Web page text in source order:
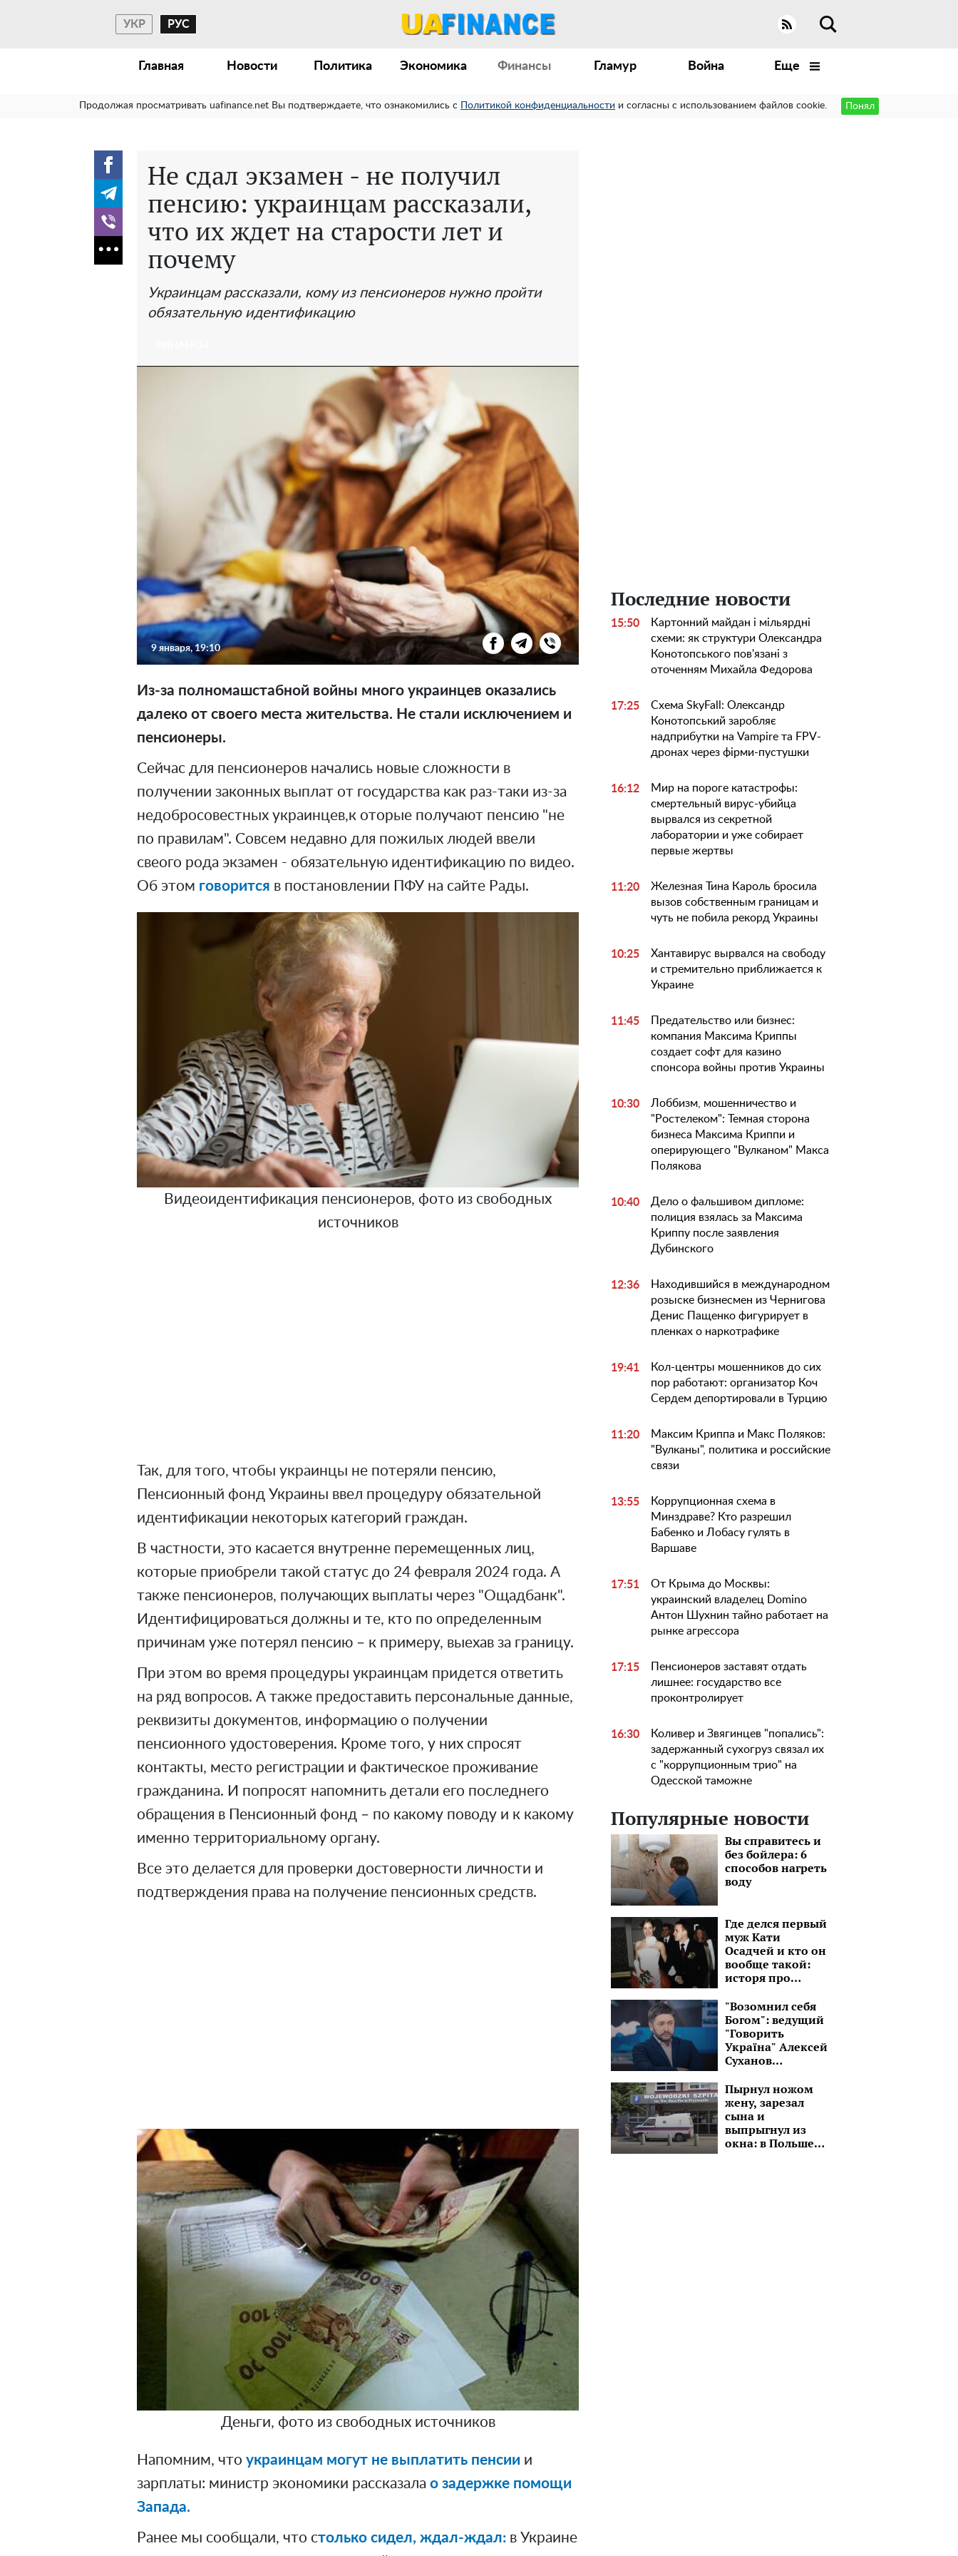
УКР РУС
Главная Новости Политика Экономика Финансы Гламур Война Еще
Продолжая просматривать uafinance.net Вы подтверждаете, что ознакомились с Политикой конфиденциальности и согласны с использованием файлов cookie. Понял
Не сдал экзамен - не получил
пенсию: украинцам рассказали,
что их ждет на старости лет и
почему
Украинцам рассказали, кому из пенсионеров нужно пройти
обязательную идентификацию
9 января, 19:10
Из-за полномашстабной войны много украинцев оказались
далеко от своего места жительства. Не стали исключением и
пенсионеры.
Сейчас для пенсионеров начались новые сложности в
получении законных выплат от государства как раз-таки из-за
недобросовестных украинцев,к оторые получают пенсию "не
по правилам". Совсем недавно для пожилых людей ввели
свеого рода экзамен - обязательную идентификацию по видео.
Об этом говорится в постановлении ПФУ на сайте Рады.
Видеоидентификация пенсионеров, фото из свободных
источников
Так, для того, чтобы украинцы не потеряли пенсию,
Пенсионный фонд Украины ввел процедуру обязательной
идентификации некоторых категорий граждан.
В частности, это касается внутренне перемещенных лиц,
которые приобрели такой статус до 24 февраля 2024 года. А
также пенсионеров, получающих выплаты через "Ощадбанк".
Идентифицироваться должны и те, кто по определенным
причинам уже потерял пенсию – к примеру, выехав за границу.
При этом во время процедуры украинцам придется ответить
на ряд вопросов. А также предоставить персональные данные,
реквизиты документов, информацию о получении
пенсионного удостоверения. Кроме того, у них спросят
контакты, место регистрации и фактическое проживание
гражданина. И попросят напомнить детали его последнего
обращения в Пенсионный фонд – по какому поводу и к какому
именно территориальному органу.
Все это делается для проверки достоверности личности и
подтверждения права на получение пенсионных средств.
Деньги, фото из свободных источников
Напомним, что украинцам могут не выплатить пенсии и
зарплаты: министр экономики рассказала о задержке помощи
Запада.
Ранее мы сообщали, что столько сидел, ждал-ждал: в Украине
Последние новости
15:50
Картонний майдан і мільярдні
схеми: як структури Олександра
Конотопського пов'язані з
оточенням Михайла Федорова
17:25
Схема SkyFall: Олександр
Конотопський заробляє
надприбутки на Vampire та FPV-
дронах через фірми-пустушки
16:12
Мир на пороге катастрофы:
смертельный вирус-убийца
вырвался из секретной
лаборатории и уже собирает
первые жертвы
11:20
Железная Тина Кароль бросила
вызов собственным границам и
чуть не побила рекорд Украины
10:25
Хантавирус вырвался на свободу
и стремительно приближается к
Украине
11:45
Предательство или бизнес:
компания Максима Криппы
создает софт для казино
спонсора войны против Украины
10:30
Лоббизм, мошенничество и
"Ростелеком": Темная сторона
бизнеса Максима Криппи и
оперирующего "Вулканом" Макса
Полякова
10:40
Дело о фальшивом дипломе:
полиция взялась за Максима
Криппу после заявления
Дубинского
12:36
Находившийся в международном
розыске бизнесмен из Чернигова
Денис Пащенко фигурирует в
пленках о наркотрафике
19:41
Кол-центры мошенников до сих
пор работают: организатор Коч
Сердем депортировали в Турцию
11:20
Максим Криппа и Макс Поляков:
"Вулканы", политика и российские
связи
13:55
Коррупционная схема в
Минздраве? Кто разрешил
Бабенко и Лобасу гулять в
Варшаве
17:51
От Крыма до Москвы:
украинский владелец Domino
Антон Шухнин тайно работает на
рынке агрессора
17:15
Пенсионеров заставят отдать
лишнее: государство все
проконтролирует
16:30
Коливер и Звягинцев "попались":
задержанный сухогруз связал их
с "коррупционным трио" на
Одесской таможне
Популярные новости
Вы справитесь и
без бойлера: 6
способов нагреть
воду
Где делся первый
муж Кати
Осадчей и кто он
вообще такой:
исторя про
который на 15 лет
старше
"Возомнил себя
Богом": ведущий
"Говорить
Україна" Алексей
Суханов
пастыря
Пырнул ножом
жену, зарезал
сына и
выпрыгнул из
окна: в Польше